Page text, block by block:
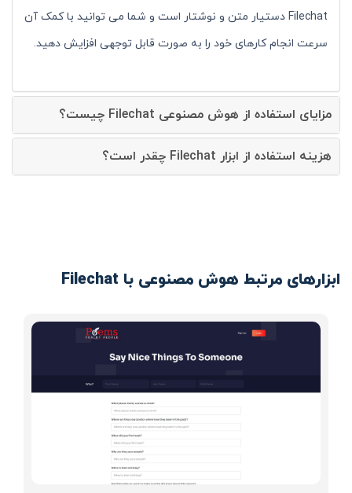
Filechat دستیار متن و نوشتار است و شما می توانید با کمک آن
سرعت انجام کارهای خود را به صورت قابل توجهی افزایش دهید.
مزایای استفاده از هوش مصنوعی Filechat چیست؟
هزینه استفاده از ابزار Filechat چقدر است؟
ابزارهای مرتبط هوش مصنوعی با Filechat